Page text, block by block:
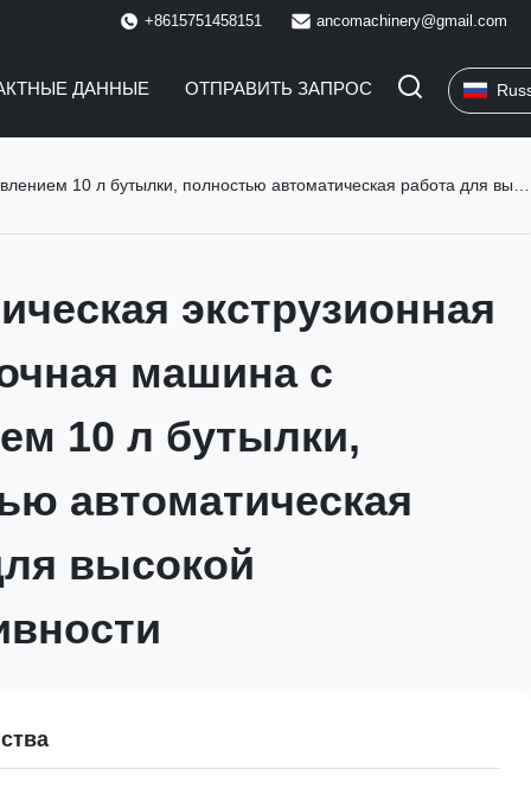
+8615751458151 ancomachinery@gmail.com
ДАННЫЕ ОТПРАВИТЬ ЗАПРОС
бутылки, полностью автоматическая работа для высокой эффективности
экструзионная
машина с
10 л бутылки,
автоматическая
высокой